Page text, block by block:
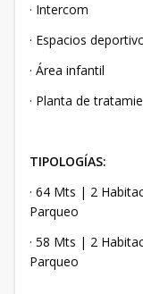
· Intercom
· Espacios
· Área infantil
· Planta de
TIPOLOGÍAS:
· 64 Mts | 2
Parqueo
· 58 Mts | 2
Parqueo